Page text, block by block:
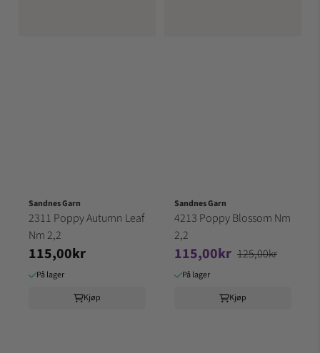
Sandnes Garn
2311 Poppy Autumn Leaf
Nm 2,2
115,00kr
På lager
Kjøp
Sandnes Garn
4213 Poppy Blossom Nm
2,2
115,00kr 125,00kr
På lager
Kjøp